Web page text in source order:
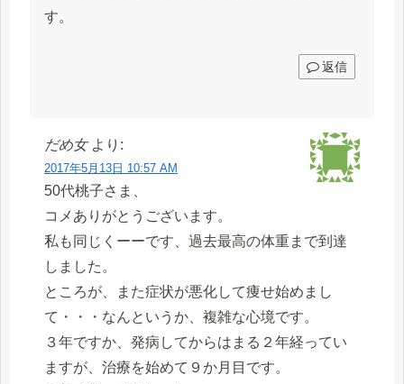
す。
返信
だめ女 より:
2017年5月13日 10:57 AM
50代桃子さま、
コメありがとうございます。
私も同じくーーです、過去最高の体重まで到達
しました。
ところが、また症状が悪化して痩せ始めまし
て・・・なんというか、複雑な心境です。
３年ですか、発病してからはまる２年経ってい
ますが、治療を始めて９か月目です。